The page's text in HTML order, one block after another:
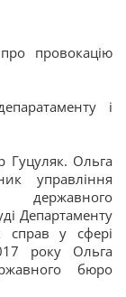
провокацію
і
Гуцуляк. Ольга
управління
державного
Департаменту
справ у сфері
року Ольга
бюро